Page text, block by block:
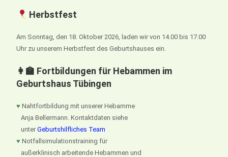
Herbstfest
Am Sonntag, den 18. Oktober 2026, laden wir von 14.00 bis 17.00
Uhr zu unserem Herbstfest des Geburtshauses ein.
👩‍🏫 Fortbildungen für Hebammen im
Geburtshaus Tübingen
♥ Nahtfortbildung mit unserer Hebamme
Anja Bellermann. Kontaktdaten siehe
unterGeburtshilfliches Team
♥ Notfallsimulationstraining für
außerklinisch arbeitende Hebammen und